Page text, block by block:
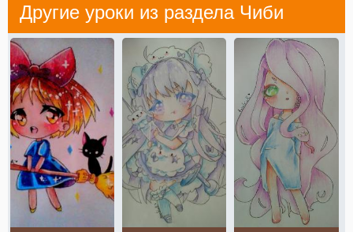
Другие уроки из раздела Чиби